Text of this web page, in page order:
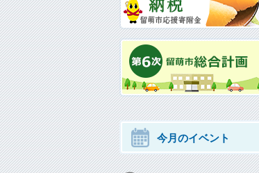
今月のイベント